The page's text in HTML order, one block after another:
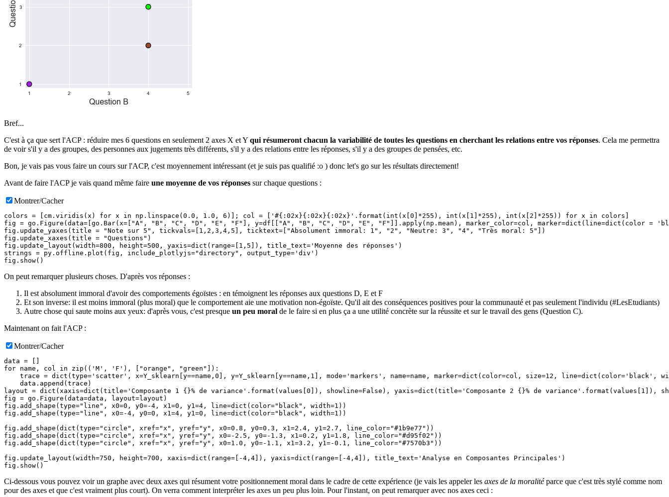
Bref...
C'est à ça que sert l'ACP : réduire mes 6 questions en seulement 2 axes X et Y qui résumeront chacun la variabilité de toutes les questions en cherchant les relations entre vos réponses. Cela me permettra
de voir s'il y a des groupes, des personnes aux jugements très différents, s'il y a des relations entre les réponses, s'il y a des groupes de pensées, etc.
Bon, je vais pas vous faire un cours sur l'ACP, c'est moyennement intéressant (et je suis pas qualifié :o ) donc let's go sur les résultats directement!
Avant de faire l'ACP je vais quand même faire une moyenne de vos réponses sur chaque questions :
Montrer/Cacher
colors = [cm.viridis(x) for x in np.linspace(0.0, 1.0, 6)]; col = ['#{:02x}{:02x}{:02x}'.format(int(x[0]*255), int(x[1]*255), int(x[2]*255)) for x in colors]
fig = go.Figure(data=[go.Bar(x=["A", "B", "C", "D", "E", "F"], y=df[["A", "B", "C", "D", "E", "F"]].apply(np.mean), marker_color=col, marker=dict(line=dict(color =
fig.update_yaxes(title = "Note sur 5", tickvals=[1,2,3,4,5], ticktext=["Absolument immoral: 1", "2", "Neutre: 3", "4", "Très moral: 5"])
fig.update_xaxes(title = "Questions")
fig.update_layout(width=800, height=500, yaxis=dict(range=[1,5]), title_text='Moyenne des réponses')
strings = py.offline.plot(fig, include_plotlyjs="directory", output_type='div')
On peut remarquer plusieurs choses. D'après vos réponses :
Il est absolument immoral d'avoir des comportements égoïstes : en témoignent les réponses aux questions D, E et F
Et son inverse: il est moins immoral (plus moral) que le comportement aie une motivation non-égoïste. Qu'il ait des conséquences positives pour la communauté et pas seulement l'individu (#LesEtudiants)
Autre chose qui saute moins aux yeux: d'après vous, c'est presque un peu moral de le faire si en plus ça a une utilité concrète sur la réussite et sur le travail des gens (Question C).
Maintenant on fait l'ACP :
Montrer/Cacher
data = []
for name, col in zip(('M', 'F'), ["orange", "green"]):
trace = dict(type='scatter', x=Y_sklearn[y==name,0], y=Y_sklearn[y==name,1], mode='markers', name=name, marker=dict(color=col, size=12, line=dict(color='black',
    data.append(trace)
layout = dict(xaxis=dict(title='Composante 1 {}% de variance'.format(values[0]), showline=False), yaxis=dict(title='Composante 2 {}% de variance'.format(values[1]),
fig = go.Figure(data=data, layout=layout)
fig.add_shape(type="line", x0=0, y0=-4, x1=0, y1=4, line=dict(color="black", width=1))
fig.add_shape(type="line", x0=-4, y0=0, x1=4, y1=0, line=dict(color="black", width=1))
fig.add_shape(dict(type="circle", xref="x", yref="y", x0=0.8, y0=0.3, x1=2.4, y1=2.7, line_color="#1b9e77"))
fig.add_shape(dict(type="circle", xref="x", yref="y", x0=-2.5, y0=-1.3, x1=0.2, y1=1.8, line_color="#d95f02"))
fig.add_shape(dict(type="circle", xref="x", yref="y", x0=1.0, y0=-1.1, x1=3.2, y1=-0.1, line_color="#7570b3"))
fig.update_layout(width=750, height=700, xaxis=dict(range=[-4,4]), yaxis=dict(range=[-4,4]), title_text='Analyse en Composantes Principales')
Ci-dessous vous pouvez voir un graphe avec deux axes qui résument votre positionnement moral dans le cadre de cette expérience (je vais les appeler les axes de la moralitéparce que c'est très stylé comme nom
pour des axes et que c'est vraiment plus court). On verra comment interpréter les axes un peu plus loin. Pour l'instant, on peut remarquer avec nos axes ceci :